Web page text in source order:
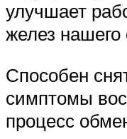
улучшает
желез нашего
Способен
симптомы
процесс